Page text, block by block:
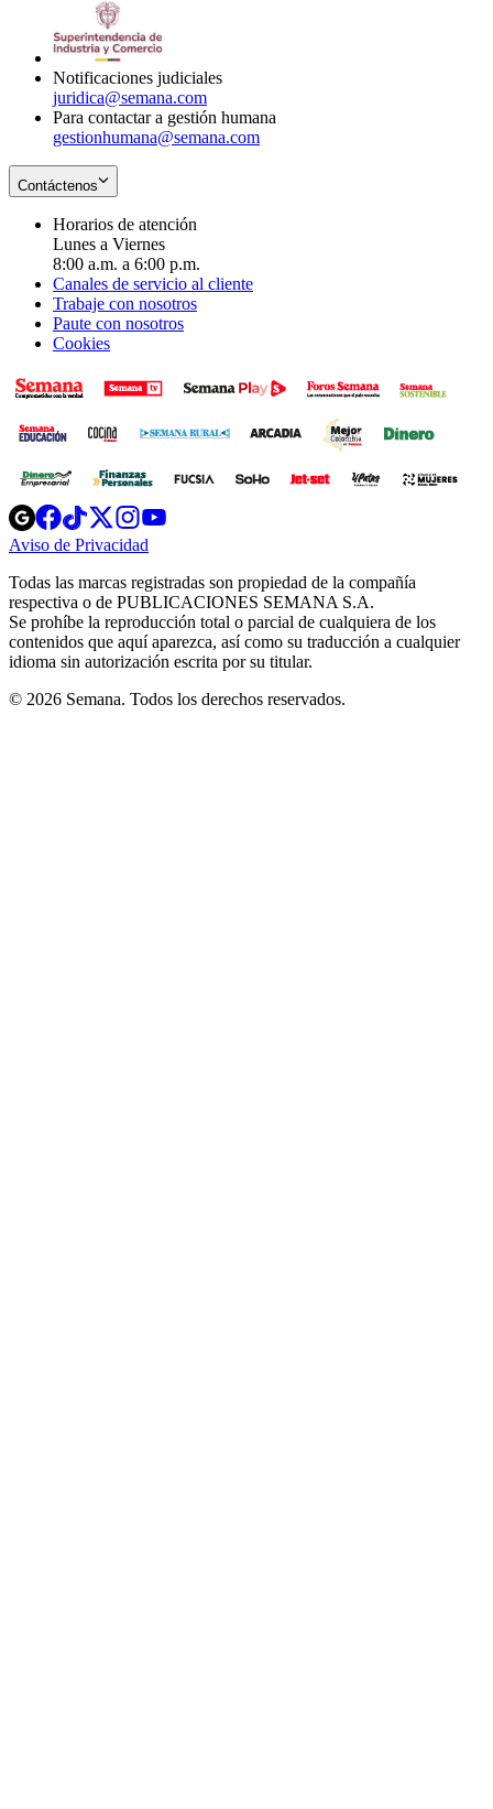
Notificaciones judiciales
juridica@semana.com
Para contactar a gestión humana
gestionhumana@semana.com
Contáctenos
Horarios de atención
Lunes a Viernes
8:00 a.m. a 6:00 p.m.
Canales de servicio al cliente
Trabaje con nosotros
Paute con nosotros
Cookies
Opens
in
new
Opens
in
new
Opens
in
new
window
Opens
new
windowwindow
Aviso de Privacidad
new
window
Todas las marcas registradas son propiedad de la compañía
respectiva o de PUBLICACIONES SEMANA S.A.
Se prohíbe la reproducción total o parcial de cualquiera de los
contenidos que aquí aparezca, así como su traducción a cualquier
idioma sin autorización escrita por su titular.
© 2026 Semana. Todos los derechos reservados.